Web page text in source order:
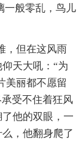
般零乱，鸟儿
，但在这风雨
天大吼：“为
美丽都不愿留
受不住着狂风
他的双眼，一
，他翻身爬了